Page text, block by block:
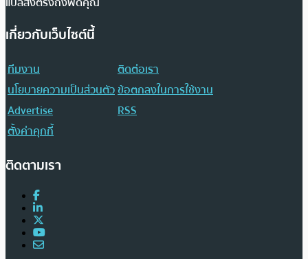
เกี่ยวกับเว็บไซต์นี้
ทีมงาน
ติดต่อเรา
นโยบายความเป็นส่วนตัวข้อตกลงในการใช้งาน
Advertise
RSS
ตั้งค่าคุกกี้
ติดตามเรา